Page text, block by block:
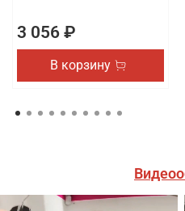
3 056 ₽
В корзину